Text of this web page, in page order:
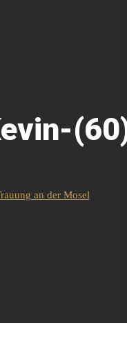
an der Mosel